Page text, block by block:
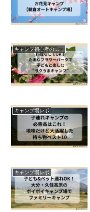
キャンプ初心者の方に読んでほしい
キャンプ場レポ
キャンプ場レポ